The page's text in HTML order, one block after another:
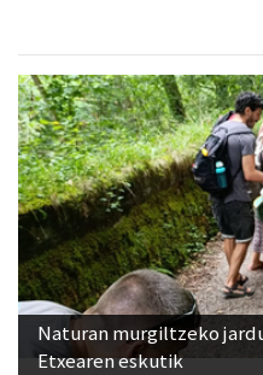
Naturan murgiltzeko
Etxearen eskutik